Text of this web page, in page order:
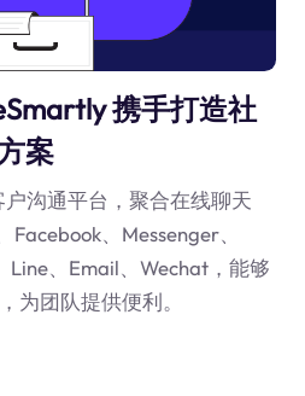
携手打造社
案
沟通平台，聚合在线聊天
、Messenger、
Line、Email、Wechat，能够
为团队提供便利。